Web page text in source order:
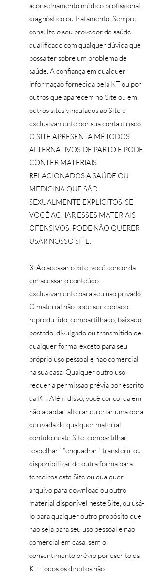
aconselhamento médico profissional,
diagnóstico ou tratamento. Sempre
consulte o seu provedor de saúde
qualificado com qualquer dúvida que
possa ter sobre um problema de
saúde. A confiança em qualquer
informação fornecida pela KT ou por
outros que aparecem no Site ou em
outros sites vinculados ao Site é
exclusivamente por sua conta e risco.
O SITE APRESENTA MÉTODOS
ALTERNATIVOS DE PARTO E PODE
CONTER MATERIAIS
RELACIONADOS A SAÚDE OU
MEDICINA QUE SÃO
SEXUALMENTE EXPLÍCITOS. SE
VOCÊ ACHAR ESSES MATERIAIS
OFENSIVOS, PODE NÃO QUERER
USAR NOSSO SITE.
3. Ao acessar o Site, você concorda
em acessar o conteúdo
exclusivamente para seu uso privado.
O material não pode ser copiado,
reproduzido, compartilhado, baixado,
postado, divulgado ou transmitido de
qualquer forma, exceto para seu
próprio uso pessoal e não comercial
na sua casa. Qualquer outro uso
requer a permissão prévia por escrito
da KT. Além disso, você concorda em
não adaptar, alterar ou criar uma obra
derivada de qualquer material
contido neste Site, compartilhar,
"espelhar", "enquadrar", transferir ou
disponibilizar de outra forma para
terceiros este Site ou qualquer
arquivo para download ou outro
material disponível neste Site, ou usá-
lo para qualquer outro propósito que
não seja para seu uso pessoal e não
comercial em casa, sem o
consentimento prévio por escrito da
KT. Todos os direitos não